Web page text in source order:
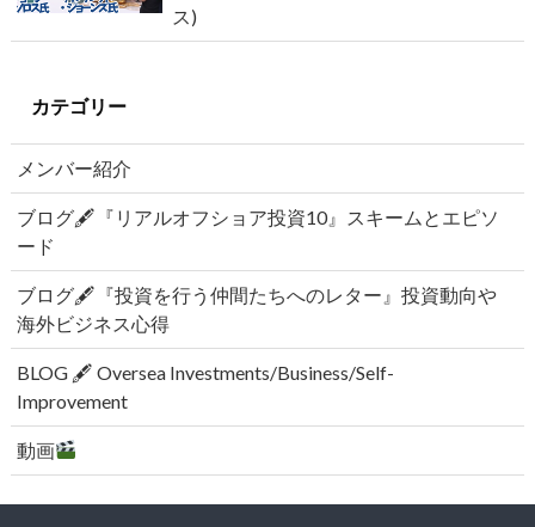
ス)
カテゴリー
メンバー紹介
ブログ🖋『リアルオフショア投資10』スキームとエピソ
ード
ブログ🖋『投資を行う仲間たちへのレター』投資動向や
海外ビジネス心得
BLOG 🖋 Oversea Investments/Business/Self-
Improvement
動画